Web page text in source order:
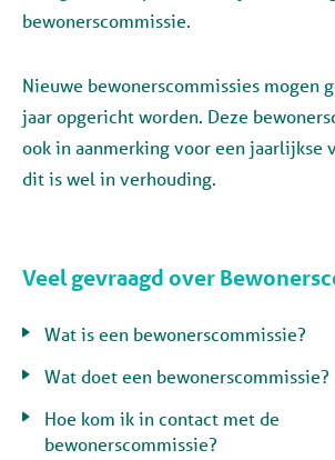
bewonerscommissie.
Nieuwe bewonerscommissies mogen
jaar opgericht worden. Deze
ook in aanmerking voor een jaarlijkse
dit is wel in verhouding.
Veel gevraagd over
Wat is een bewonerscommissie?
Wat doet een bewonerscommissie?
Hoe kom ik in contact met de
bewonerscommissie?